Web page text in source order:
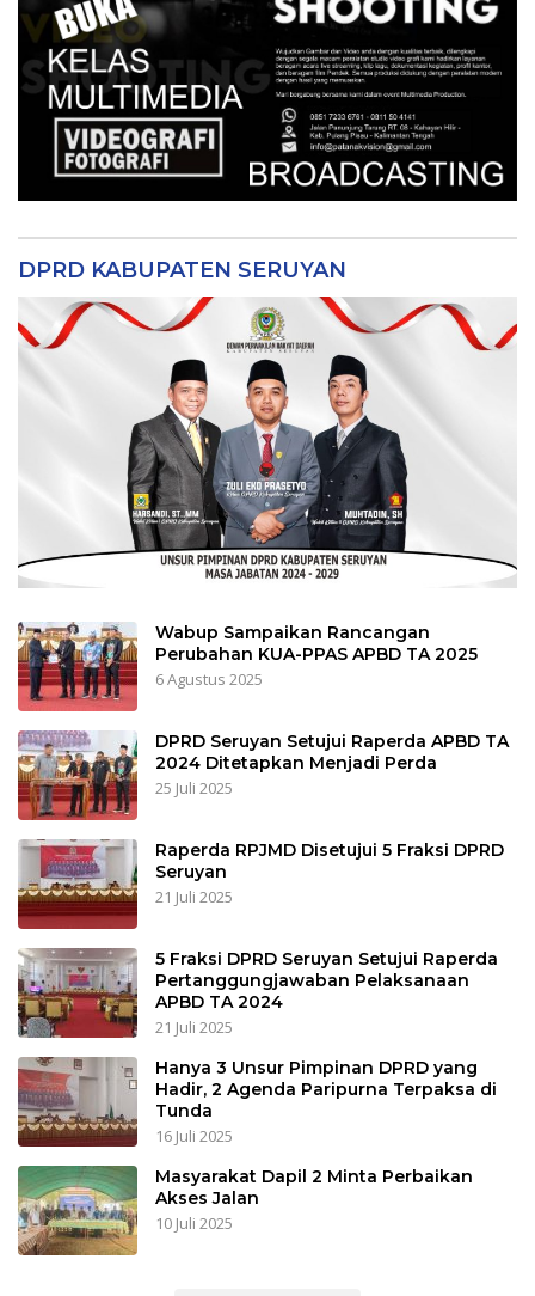
DPRD KABUPATEN SERUYAN
Wabup Sampaikan Rancangan
Perubahan KUA-PPAS APBD TA 2025
6 Agustus 2025
DPRD Seruyan Setujui Raperda APBD TA
2024 Ditetapkan Menjadi Perda
25 Juli 2025
Raperda RPJMD Disetujui 5 Fraksi DPRD
Seruyan
21 Juli 2025
5 Fraksi DPRD Seruyan Setujui Raperda
Pertanggungjawaban Pelaksanaan
APBD TA 2024
21 Juli 2025
Hanya 3 Unsur Pimpinan DPRD yang
Hadir, 2 Agenda Paripurna Terpaksa di
Tunda
16 Juli 2025
Masyarakat Dapil 2 Minta Perbaikan
Akses Jalan
10 Juli 2025